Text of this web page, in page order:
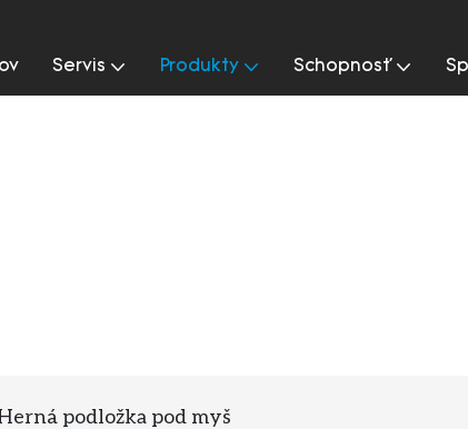
Servis Produkty Schopnosť
podložka pod myš